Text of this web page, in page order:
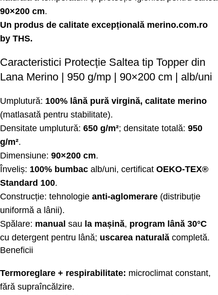
90×200 cm.
Un produs de calitate excepțională merino.com.ro
by THS.
Caracteristici Protecție Saltea tip Topper din
Lana Merino | 950 g/mp | 90×200 cm | alb/uni
Umplutură: 100% lână pură virgină, calitate merino
(matlasată pentru stabilitate).
Densitate umplutură: 650 g/m²; densitate totală: 950
g/m².
Dimensiune: 90×200 cm.
Înveliș: 100% bumbac alb/uni, certificat OEKO-TEX®
Standard 100.
Construcție: tehnologie anti-aglomerare (distribuție
uniformă a lânii).
Spălare: manual sau la mașină, program lână 30°C
cu detergent pentru lână; uscarea naturală completă.
Beneficii
Termoreglare + respirabilitate: microclimat constant,
fără supraîncălzire.